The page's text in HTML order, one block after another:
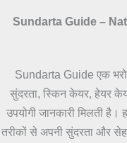
Sundarta Guide –
Sundarta Guide एक
सुंदरता, स्किन केयर, हेयर
उपयोगी जानकारी मिलती है।
तरीकों से अपनी सुंदरता और